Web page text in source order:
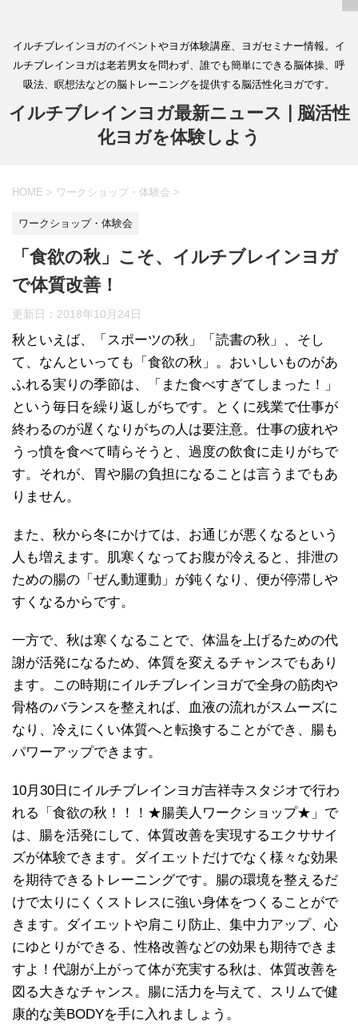
イルチブレインヨガのイベントやヨガ体験講座、ヨガセミナー情報。イ
ルチブレインヨガは老若男女を問わず、誰でも簡単にできる脳体操、呼
吸法、瞑想法などの脳トレーニングを提供する脳活性化ヨガです。
イルチブレインヨガ最新ニュース | 脳活性
化ヨガを体験しよう
HOME > ワークショップ・体験会 >
ワークショップ・体験会
「食欲の秋」こそ、イルチブレインヨガ
で体質改善！
更新日： 2018年10月24日
秋といえば、「スポーツの秋」「読書の秋」、そし
て、なんといっても「食欲の秋」。おいしいものがあ
ふれる実りの季節は、「また食べすぎてしまった！」
という毎日を繰り返しがちです。とくに残業で仕事が
終わるのが遅くなりがちの人は要注意。仕事の疲れや
うっ憤を食べて晴らそうと、過度の飲食に走りがちで
す。それが、胃や腸の負担になることは言うまでもあ
りません。
また、秋から冬にかけては、お通じが悪くなるという
人も増えます。肌寒くなってお腹が冷えると、排泄の
ための腸の「ぜん動運動」が鈍くなり、便が停滞しや
すくなるからです。
一方で、秋は寒くなることで、体温を上げるための代
謝が活発になるため、体質を変えるチャンスでもあり
ます。この時期にイルチブレインヨガで全身の筋肉や
骨格のバランスを整えれば、血液の流れがスムーズに
なり、冷えにくい体質へと転換することができ、腸も
パワーアップできます。
10月30日にイルチブレインヨガ吉祥寺スタジオで行わ
れる「食欲の秋！！！★腸美人ワークショップ★」で
は、腸を活発にして、体質改善を実現するエクササイ
ズが体験できます。ダイエットだけでなく様々な効果
を期待できるトレーニングです。腸の環境を整えるだ
けで太りにくくストレスに強い身体をつくることがで
きます。ダイエットや肩こり防止、集中力アップ、心
にゆとりができる、性格改善などの効果も期待できま
すよ！代謝が上がって体が充実する秋は、体質改善を
図る大きなチャンス。腸に活力を与えて、スリムで健
康的な美BODYを手に入れましょう。